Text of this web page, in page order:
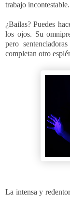
trabajo incontestable.
¿Bailas? Puedes
los ojos. Su
pero
completan otro
La intensa y